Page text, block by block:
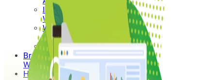
Individuelle
Webseite
WordPress
Portfolio
Kontakt
Branchen-
Webseiten
Hosting